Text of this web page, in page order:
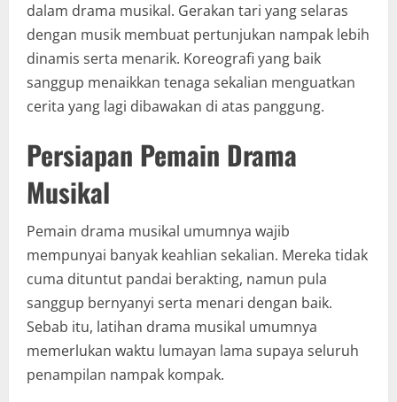
dalam drama musikal. Gerakan tari yang selaras
dengan musik membuat pertunjukan nampak lebih
dinamis serta menarik. Koreografi yang baik
sanggup menaikkan tenaga sekalian menguatkan
cerita yang lagi dibawakan di atas panggung.
Persiapan Pemain Drama
Musikal
Pemain drama musikal umumnya wajib
mempunyai banyak keahlian sekalian. Mereka tidak
cuma dituntut pandai berakting, namun pula
sanggup bernyanyi serta menari dengan baik.
Sebab itu, latihan drama musikal umumnya
memerlukan waktu lumayan lama supaya seluruh
penampilan nampak kompak.